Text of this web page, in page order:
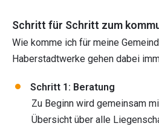
Schritt für Schritt zum
Wie komme ich für meine
Haberstadtwerke gehen dabei
Schritt 1: Beratung
Zu Beginn wird gemeinsam
Übersicht über alle